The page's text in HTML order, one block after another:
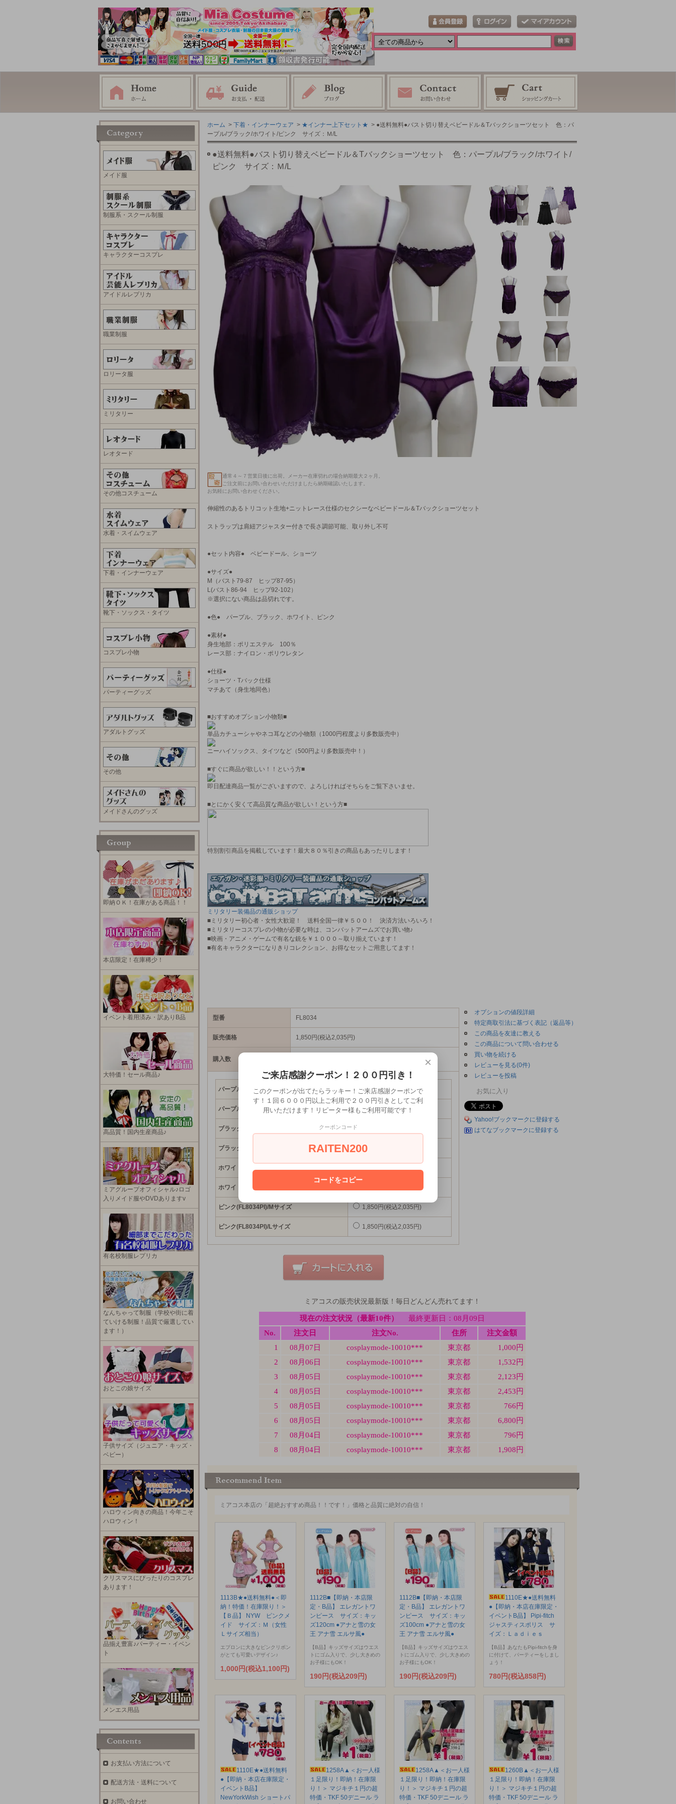
ホーム > 下着・インナーウェア > ★インナー上下セット★ > ●送料無料●バスト切り替えベビードル＆Tバックショーツセット 色：パ
ープル/ブラック/ホワイト/ピンク サイズ：Ｍ/L
●送料無料●バスト切り替えベビードル＆Tバックショーツセット 色：パープル/ブラック/ホワイト/
ピンク サイズ：Ｍ/L
通常４～７営業日後に出荷。メーカー在庫切れの場合納期最大２ヶ月。
ご注文前にお問い合わせいただけましたら納期確認いたします。
お気軽にお問い合わせください。
伸縮性のあるトリコット生地+ニットレース仕様のセクシーなベビードール＆Tバックショーツセット
ストラップは肩紐アジャスター付きで長さ調節可能、取り外し不可
●セット内容● ベビードール、ショーツ
●サイズ●
M（バスト79-87 ヒップ87-95）
L(バスト86-94 ヒップ92-102）
※選択にない商品は品切れです。
●色● パープル、ブラック、ホワイト、ピンク
●素材●
身生地部：ポリエステル 100％
レース部：ナイロン・ポリウレタン
●仕様●
ショーツ・Tバック仕様
マチあて（身生地同色）
■おすすめオプション小物類■
単品カチューシャやネコ耳などの小物類（1000円程度より多数販売中）
ニーハイソックス、タイツなど（500円より多数販売中！）
■すぐに商品が欲しい！！という方■
即日配達商品一覧がございますので、よろしければそちらをご覧下さいませ。
■とにかく安くて高品質な商品が欲しい！という方■
特別割引商品を掲載しています！最大８０％引きの商品もあったりします！
ミリタリー装備品の通販ショップ
■ミリタリー初心者・女性大歓迎！ 送料全国一律￥５００！ 決済方法いろいろ！
■ミリタリーコスプレの小物が必要な時は、コンバットアームズでお買い物♪
■映画・アニメ・ゲームで有名な銃を￥１０００～取り揃えています！
■有名キャラクターになりきりコレクション、お得なセットご用意してます！
型番 FL8034
販売価格 1,850円(税込2,035円)
購入数
パープル(FL8034PA)/Mサイズ 1,850円(税込2,035円)
パープル(FL8034PA)/Lサイズ 1,850円(税込2,035円)
ブラック(FL8034BK)/Mサイズ
ブラック(FL8034BK)/Lサイズ 1,850円(税込2,035円)
ホワイト(FL8034WH)/Mサイズ
ホワイト(FL8034WH)/Lサイズ
ピンク(FL8034PI)/Mサイズ 1,850円(税込2,035円)
ピンク(FL8034PI)/Lサイズ 1,850円(税込2,035円)
オプションの値段詳細
特定商取引法に基づく表記（返品等）
この商品を友達に教える
この商品について問い合わせる
買い物を続ける
レビューを見る(0件)
レビューを投稿
お気に入り
Yahoo!ブックマークに登録する
はてなブックマークに登録する
ミアコスの販売状況最新版！毎日どんどん売れてます！
ミアコス本店の「超絶おすすめ商品！！です！」価格と品質に絶対の自信！
1113B★●送料無料●＜即
納！特価！在庫限り！＞
【Ｂ品】 NYW ピンクメ
イド サイズ：Ｍ（女性
Ｌサイズ相当）
エプロンに大きなピンクリボン
がとても可愛いデザイン♪
1,000円(税込1,100円)
1112B■【即納・本店限
定・B品】 エレガントワ
ンピース サイズ：キッ
ズ120cm ●アナと雪の女
王 アナ雪 エルサ風●
【B品】キッズサイズはウエス
トにゴム入りで、少し大きめの
お子様にもOK！
190円(税込209円)
1112B■【即納・本店限
定・B品】 エレガントワ
ンピース サイズ：キッ
ズ100cm ●アナと雪の女
王 アナ雪 エルサ風●
【B品】キッズサイズはウエス
トにゴム入りで、少し大きめの
お子様にもOK！
190円(税込209円)
1110E★●送料無料
●【即納・本店在庫限定・
イベントB品】 Pipi-fitch
ジャスティスポリス サ
イズ：Ｌａｄｉｅｓ
【B品】あなたもPipi-fitchを身
に付けて、パーティーをしまし
ょう！
780円(税込858円)
1110E★●送料無料
●【即納・本店在庫限定・
イベントB品】
NewYorkWish ショートパ
1258A▲＜お一人様
１足限り！即納！在庫限
り！＞ マジキチ１円の超
特価・TKF 50デニール ラ
1258A▲＜お一人様
１足限り！即納！在庫限
り！＞ マジキチ１円の超
特価・TKF 50デニール ラ
1260B▲＜お一人様
１足限り！即納！在庫限
り！＞ マジキチ１円の超
特価・TKF 50デニール ラ
メイド服
制服系・スクール制服
キャラクターコスプレ
アイドルレプリカ
職業制服
ロリータ服
ミリタリー
レオタード
その他コスチューム
水着・スイムウェア
下着・インナーウェア
靴下・ソックス・タイツ
コスプレ小物
パーティーグッズ
アダルトグッズ
その他
メイドさんのグッズ
即納ＯＫ！在庫がある商品！！
本店限定！在庫稀少！
イベント着用済み・訳ありB品
大特価！セール商品♪
高品質！国内生産商品♪
ミアグループオフィシャル♪ロゴ
入りメイド服やDVDありますv
有名校制服レプリカ
なんちゃって制服（学校や街に着
ていける制服！品質で厳選してい
ます！）
おとこの娘サイズ
子供サイズ（ジュニア・キッズ・
ベビー）
ハロウィン向きの商品！今年こそ
ハロウィン！
クリスマスにぴったりのコスプレ
あります！
品揃え豊富♪パーティー・イベン
ト
メンエス用品
お支払い方法について
配送方法・送料について
お問い合わせ
×
ご来店感謝クーポン！２００円引き！
このクーポンが出てたらラッキー！ご来店感謝クーポンで
す！１回６０００円以上ご利用で２００円引きとしてご利
用いただけます！リピーター様もご利用可能です！
クーポンコード
RAITEN200
コードをコピー